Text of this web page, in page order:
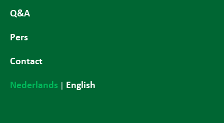
Q&A
Pers
Contact
Nederlands | English